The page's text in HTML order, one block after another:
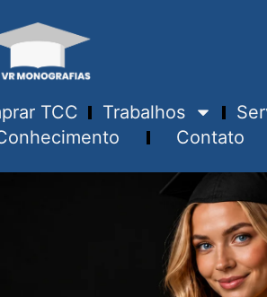
TCC Trabalhos
Contato